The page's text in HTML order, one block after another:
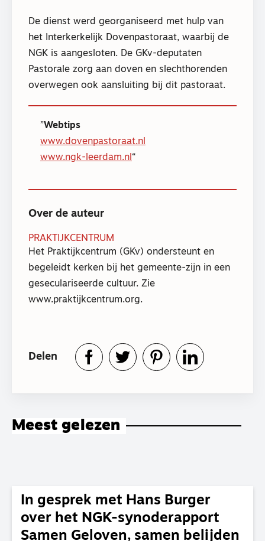
De dienst werd georganiseerd met hulp van
het Interkerkelijk Dovenpastoraat, waarbij de
NGK is aangesloten. De GKv-deputaten
Pastorale zorg aan doven en slechthorenden
overwegen ook aansluiting bij dit pastoraat.
Webtips
www.dovenpastoraat.nl
www.ngk-leerdam.nl
Over de auteur
PRAKTIJKCENTRUM
Het Praktijkcentrum (GKv) ondersteunt en
begeleidt kerken bij het gemeente-zijn in een
geseculariseerde cultuur. Zie
www.praktijkcentrum.org.
Delen
Meest gelezen
In gesprek met Hans Burger
over het NGK-synoderapport
Samen Geloven, samen belijden